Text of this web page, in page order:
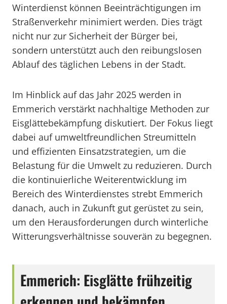
Winterdienst können Beeinträchtigungen im
Straßenverkehr minimiert werden. Dies trägt
nicht nur zur Sicherheit der Bürger bei,
sondern unterstützt auch den reibungslosen
Ablauf des täglichen Lebens in der Stadt.
Im Hinblick auf das Jahr 2025 werden in
Emmerich verstärkt nachhaltige Methoden zur
Eisglättebekämpfung diskutiert. Der Fokus liegt
dabei auf umweltfreundlichen Streumitteln
und effizienten Einsatzstrategien, um die
Belastung für die Umwelt zu reduzieren. Durch
die kontinuierliche Weiterentwicklung im
Bereich des Winterdienstes strebt Emmerich
danach, auch in Zukunft gut gerüstet zu sein,
um den Herausforderungen durch winterliche
Witterungsverhältnisse souverän zu begegnen.
Emmerich: Eisglätte frühzeitig